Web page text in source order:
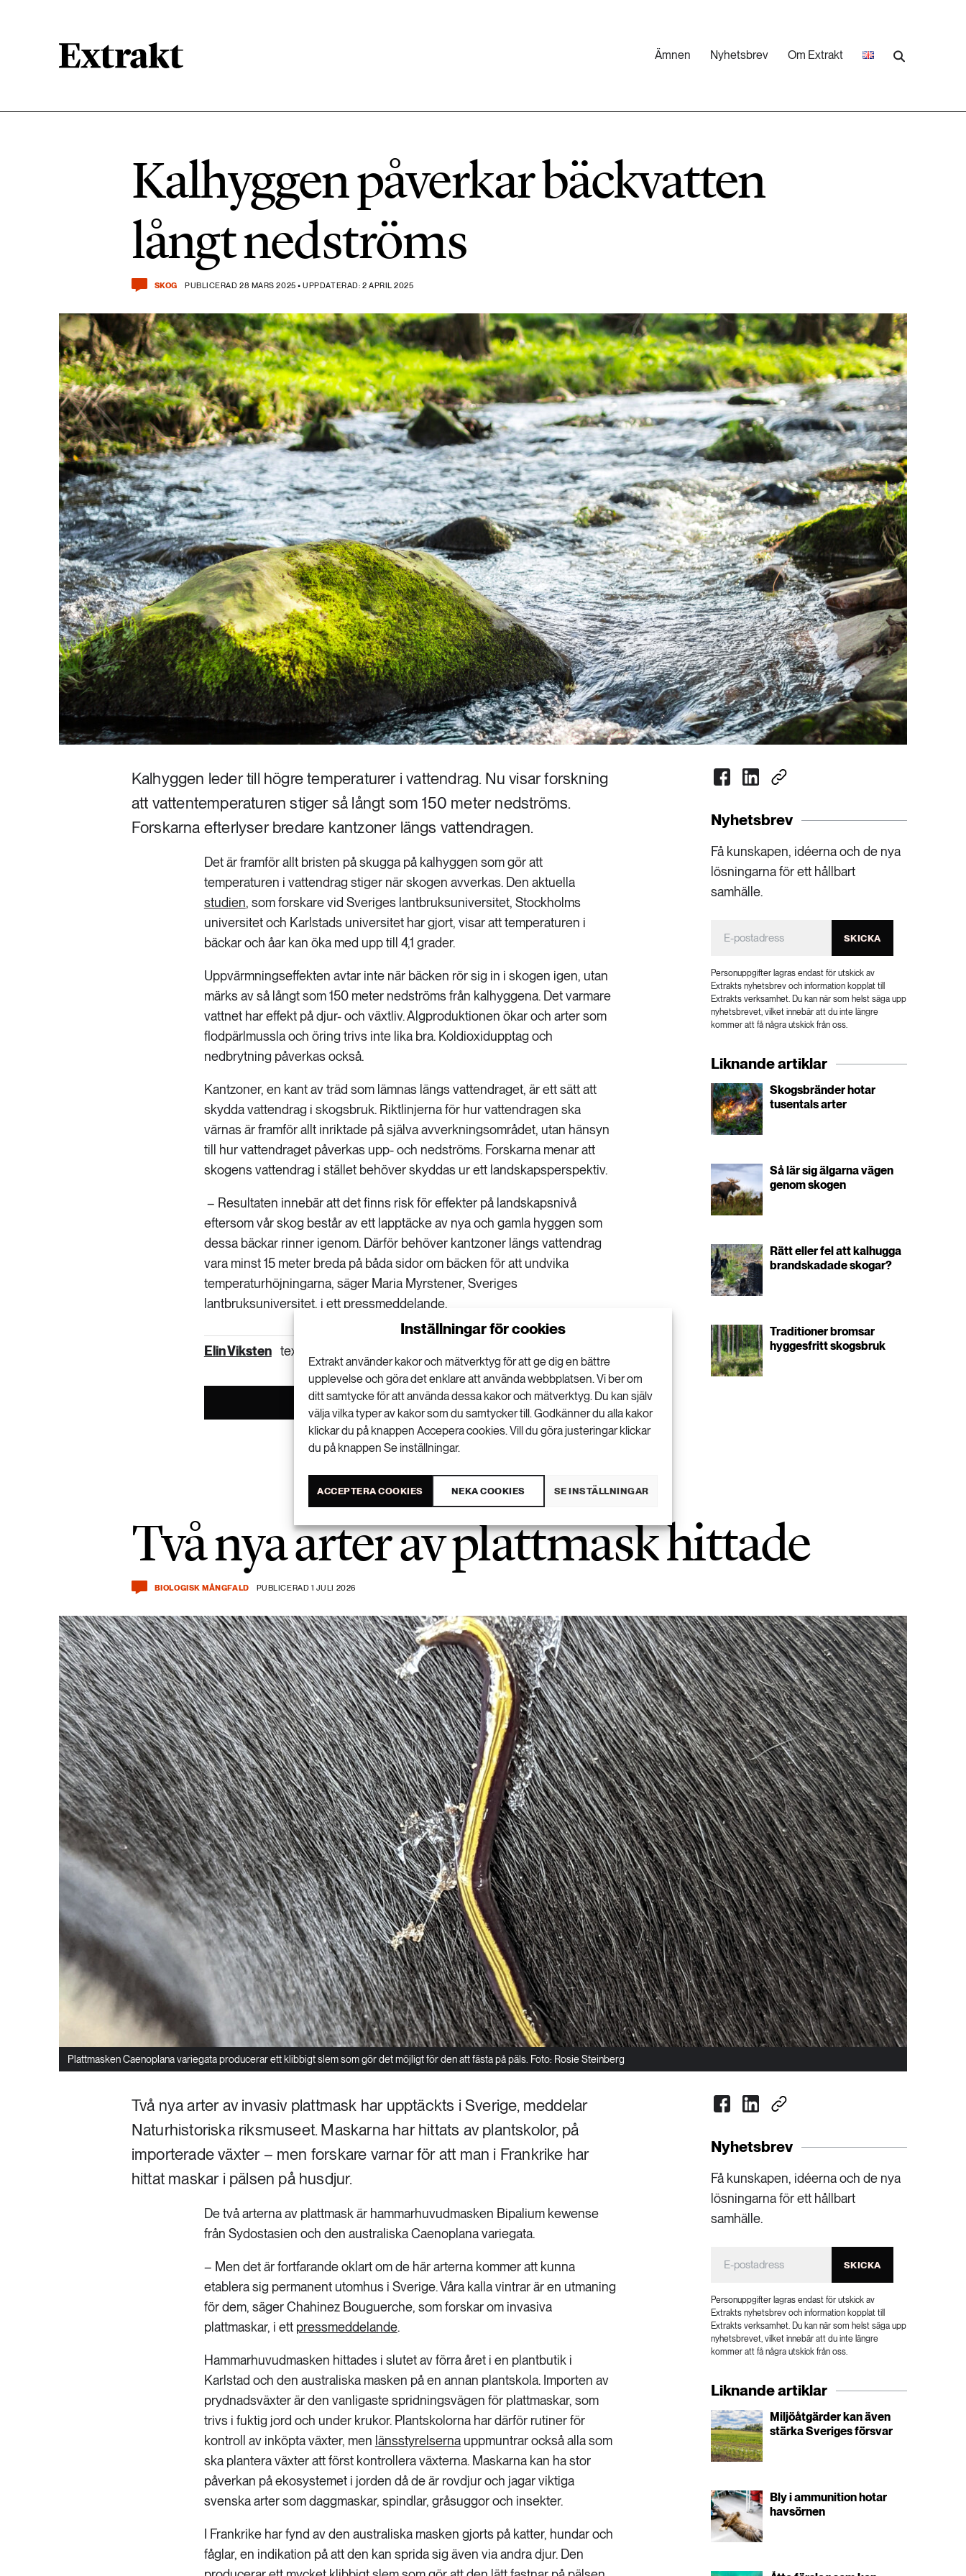
Inställningar för cookies
Extrakt använder kakor och mätverktyg för att ge dig en bättre
upplevelse och göra det enklare att använda webbplatsen. Vi ber om
ditt samtycke för att använda dessa kakor och mätverktyg. Du kan själv
välja vilka typer av kakor som du samtycker till. Godkänner du alla kakor
klickar du på knappen Accepera cookies. Vill du göra justeringar klickar
du på knappen Se inställningar.
ACCEPTERA COOKIES NEKA COOKIES SE INSTÄLLNINGAR
Ämnen Nyhetsbrev Om Extrakt
1492 ARTIKLAR
Klimat
252 ARTIKLAR
Landsbygd
Livsstil & konsumtion
612 ARTIKLAR
Mat & jordbruk
Social hållbarhet Transport Vatten
Kalhyggen påverkar bäckvatten
långt nedströms
SKOG PUBLICERAD 28 MARS 2025 • UPPDATERAD: 2 APRIL 2025
Kalhyggen leder till högre temperaturer i vattendrag. Nu visar forskning
att vattentemperaturen stiger så långt som 150 meter nedströms.
Forskarna efterlyser bredare kantzoner längs vattendragen.
Det är framför allt bristen på skugga på kalhyggen som gör att
temperaturen i vattendrag stiger när skogen avverkas. Den aktuella
studien, som forskare vid Sveriges lantbruksuniversitet, Stockholms
universitet och Karlstads universitet har gjort, visar att temperaturen i
bäckar och åar kan öka med upp till 4,1 grader.
Uppvärmningseffekten avtar inte när bäcken rör sig in i skogen igen, utan
märks av så långt som 150 meter nedströms från kalhyggena. Det varmare
vattnet har effekt på djur- och växtliv. Algproduktionen ökar och arter som
flodpärlmussla och öring trivs inte lika bra. Koldioxidupptag och
nedbrytning påverkas också.
Kantzoner, en kant av träd som lämnas längs vattendraget, är ett sätt att
skydda vattendrag i skogsbruk. Riktlinjerna för hur vattendragen ska
värnas är framför allt inriktade på själva avverkningsområdet, utan hänsyn
till hur vattendraget påverkas upp- och nedströms. Forskarna menar att
skogens vattendrag i stället behöver skyddas ur ett landskapsperspektiv.
– Resultaten innebär att det finns risk för effekter på landskapsnivå
eftersom vår skog består av ett lapptäcke av nya och gamla hyggen som
dessa bäckar rinner igenom. Därför behöver kantzoner längs vattendrag
vara minst 15 meter breda på båda sidor om bäcken för att undvika
temperaturhöjningarna, säger Maria Myrstener, Sveriges
lantbruksuniversitet, i ett pressmeddelande.
Elin Viksten text
VISA KOMMENTARER (0) OCH DELA
Nyhetsbrev
Få kunskapen, idéerna och de nya
lösningarna för ett hållbart
samhälle.
SKICKA
Personuppgifter lagras endast för utskick av
Extrakts nyhetsbrev och information kopplat till
Extrakts verksamhet. Du kan när som helst säga upp
nyhetsbrevet, vilket innebär att du inte längre
kommer att få några utskick från oss.
Liknande artiklar
Skogsbränder hotar
tusentals arter
Så lär sig älgarna vägen
genom skogen
Rätt eller fel att kalhugga
brandskadade skogar?
Traditioner bromsar
hyggesfritt skogsbruk
Två nya arter av plattmask hittade
BIOLOGISK MÅNGFALD PUBLICERAD 1 JULI 2026
Plattmasken Caenoplana variegata producerar ett klibbigt slem som gör det möjligt för den att fästa på päls. Foto: Rosie Steinberg
Två nya arter av invasiv plattmask har upptäckts i Sverige, meddelar
Naturhistoriska riksmuseet. Maskarna har hittats av plantskolor, på
importerade växter – men forskare varnar för att man i Frankrike har
hittat maskar i pälsen på husdjur.
De två arterna av plattmask är hammarhuvudmasken Bipalium kewense
från Sydostasien och den australiska Caenoplana variegata.
– Men det är fortfarande oklart om de här arterna kommer att kunna
etablera sig permanent utomhus i Sverige. Våra kalla vintrar är en utmaning
för dem, säger Chahinez Bouguerche, som forskar om invasiva
plattmaskar, i ett pressmeddelande.
Hammarhuvudmasken hittades i slutet av förra året i en plantbutik i
Karlstad och den australiska masken på en annan plantskola. Importen av
prydnadsväxter är den vanligaste spridningsvägen för plattmaskar, som
trivs i fuktig jord och under krukor. Plantskolorna har därför rutiner för
kontroll av inköpta växter, men länsstyrelsernauppmuntrar också alla som
ska plantera växter att först kontrollera växterna. Maskarna kan ha stor
påverkan på ekosystemet i jorden då de är rovdjur och jagar viktiga
svenska arter som daggmaskar, spindlar, gråsuggor och insekter.
I Frankrike har fynd av den australiska masken gjorts på katter, hundar och
fåglar, en indikation på att den kan sprida sig även via andra djur. Den
Nyhetsbrev
Få kunskapen, idéerna och de nya
lösningarna för ett hållbart
samhälle.
SKICKA
Personuppgifter lagras endast för utskick av
Extrakts nyhetsbrev och information kopplat till
Extrakts verksamhet. Du kan när som helst säga upp
nyhetsbrevet, vilket innebär att du inte längre
kommer att få några utskick från oss.
Liknande artiklar
Miljöåtgärder kan även
stärka Sveriges försvar
Bly i ammunition hotar
havsörnen